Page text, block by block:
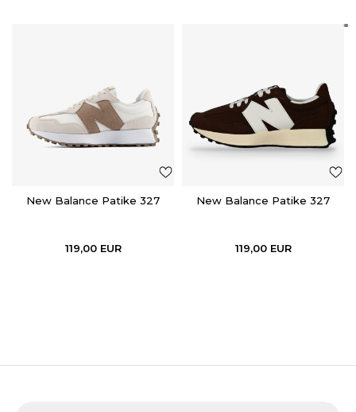
New Balance Patike 327
119,00 EUR
New Balance Patike 327
119,00 EUR